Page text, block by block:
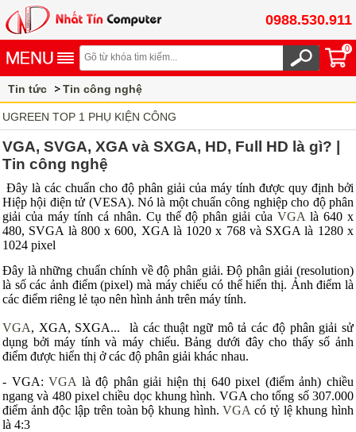
0988.530.911
0
Tin tức Tin công nghệ
UGREEN TOP 1 PHỤ KIỆN CÔNG
NGHỆ CAO CẤP
VGA, SVGA, XGA và SXGA, HD, Full HD là gì? |
Tin công nghệ
Đây là các chuẩn cho độ phân giải của máy tính được quy định bởi
Hiệp hội điện tử (VESA). Nó là một chuẩn công nghiệp cho độ phân
giải của máy tính cá nhân. Cụ thể độ phân giải củaVGA là 640 x
480, SVGA là 800 x 600, XGA là 1020 x 768 và SXGA là 1280 x
1024 pixel
Đây là những chuẩn chính về độ phân giải. Độ phân giải (resolution)
là số các ảnh điểm (pixel) mà máy chiếu có thể hiển thị. Ảnh điểm là
các điểm riêng lẻ tạo nên hình ảnh trên máy tính.
VGA, XGA, SXGA... là các thuật ngữ mô tả các độ phân giải sử
dụng bởi máy tính và máy chiếu. Bảng dưới đây cho thấy số ảnh
điểm được hiển thị ở các độ phân giải khác nhau.
- VGA:VGA là độ phân giải hiện thị 640 pixel (điểm ảnh) chiều
ngang và 480 pixel chiều dọc khung hình. VGA cho tổng số 307.000
điểm ảnh độc lập trên toàn bộ khung hình.VGA có tỷ lệ khung hình
là 4:3